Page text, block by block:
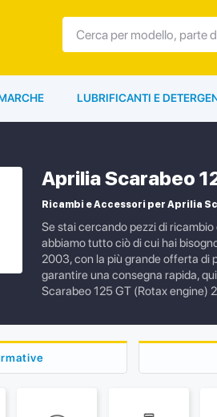
LUBRIFICANTI E
Aprilia Scarabeo
Ricambi e Accessori per Aprilia
Se stai cercando pezzi di
abbiamo tutto ciò di cui hai
2003, con la più grande offerta di
garantire una consegna rapida,
Scarabeo 125 GT (Rotax engine)